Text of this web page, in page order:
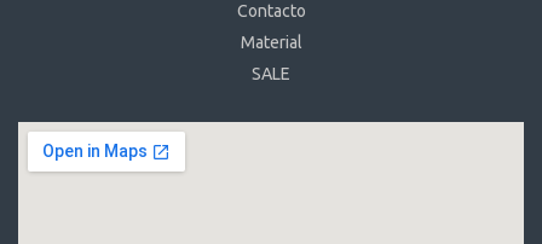
Contacto
Material
SALE